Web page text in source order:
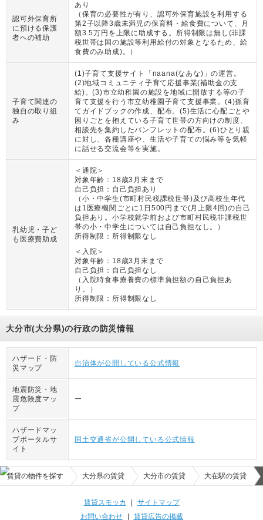
認可外保育所
に預ける保護
者への補助
あり
（ 保育の必要性が有り、認可外保育施設を利用する
第2子以降3歳未満児の保育料・給食費について、月
額3.5万円を上限に助成する。所得制限は無し(非課
税世帯は国の施設等利用給付の対象となるため、給
食費のみ助成)。
）
子育て関連の
独自の取り組
み
(1)子育て支援サイト「naana(なあな)」の運営。
(2)地域コミュニティ子育て応援事業(補助金の支
給)。(3)市立幼稚園の施設を地域に開放する等の子
育て支援を行う市立幼稚園子育て支援事業。(4)孫育
てガイドブックの作成、配布。(5)生活に心配ごとや
困りごとを抱えている子育て世帯の方向けの制度、
相談先を集約したパンフレットの配布。(6)ひとり親
に対し、各種講座や、生活や子育ての悩み等を気軽
に話せる交流会等を実施。
乳幼児・子ど
も医療費助成
＜通院＞
対象年齢： 18歳3月末まで
自己負担： 自己負担あり
（ 小・中学生(市町村民税課税世帯)及び高校生年代
は1医療機関ごとに1日500円まで(月上限4回)の自己
負担あり。小学校就学前および市町村民税非課税世
帯の小・中学生については自己負担なし。
）
所得制限： 所得制限なし
＜入院＞
対象年齢： 18歳3月末まで
自己負担： 自己負担なし
（ 入院時食事療養費の標準負担額の自己負担あ
り。
）
所得制限： 所得制限なし
大分市(大分県)の行政の防災情報
ハザード・防
災マップ
自治体が公開している公式情報
地震防災・地
震危険度マッ
プ
ー
ハザードマッ
プポータルサ
イト
国土交通省が公開している公式情報
賃貸の物件を探す 大分県の賃貸 大分市の賃貸 大在駅の賃貸
賃貸スモッカ
サイトマップ
お問い合わせ| 賃貸広告の掲載